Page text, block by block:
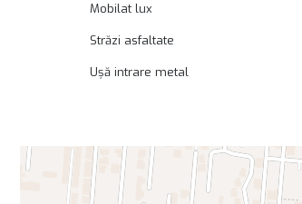
Mobilat lux
Străzi asfaltate
Ușă intrare metal